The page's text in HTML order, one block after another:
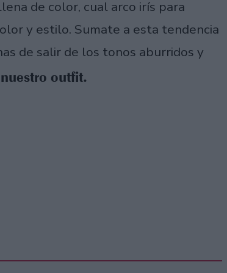
de color, cual arco irís para
y estilo. Sumate a esta tendencia
de salir de los tonos aburridos y
outfit.